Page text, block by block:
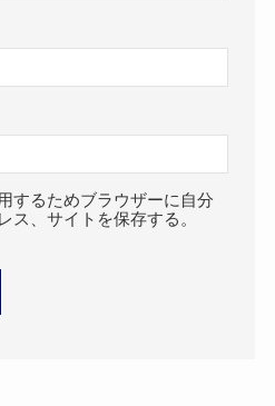
するためブラウザーに自分
ス、サイトを保存する。